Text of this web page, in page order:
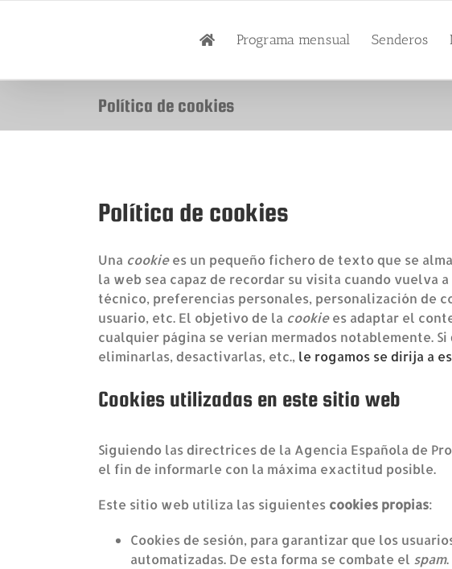
Programa mensual Senderos
Política de cookies
Política de cookies
Una cookiees un pequeño fichero de texto que se
la web sea capaz de recordar su visita cuando vuelva
técnico, preferencias personales, personalización de
usuario, etc. El objetivo de la cookiees adaptar el
cualquier página se verían mermados notablemente.
eliminarlas, desactivarlas, etc., le rogamos se dirija a
Cookies utilizadas en este sitio web
Siguiendo las directrices de la Agencia Española de
el fin de informarle con la máxima exactitud posible.
Este sitio web utiliza las siguientes cookies propias:
Cookies de sesión, para garantizar que los
automatizadas. De esta forma se combate el spam.